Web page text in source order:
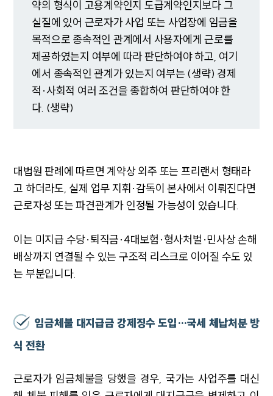
약의 형식이 고용계약인지 도급계약인지보다 그
실질에 있어 근로자가 사업 또는 사업장에 임금을
목적으로 종속적인 관계에서 사용자에게 근로를
제공하였는지 여부에 따라 판단하여야 하고, 여기
에서 종속적인 관계가 있는지 여부는 (생략) 경제
적·사회적 여러 조건을 종합하여 판단하여야 한
다. (생략)
대법원 판례에 따르면 계약상 외주 또는 프리랜서 형태라
고 하더라도, 실제 업무 지휘·감독이 본사에서 이뤄진다면
근로자성 또는 파견관계가 인정될 가능성이 있습니다.
이는 미지급 수당·퇴직금·4대보험·형사처벌·민사상 손해
배상까지 연결될 수 있는 구조적 리스크로 이어질 수도 있
는 부분입니다.
임금체불 대지급금 강제징수 도입…국세 체납처분 방
식 전환
근로자가 임금체불을 당했을 경우, 국가는 사업주를 대신